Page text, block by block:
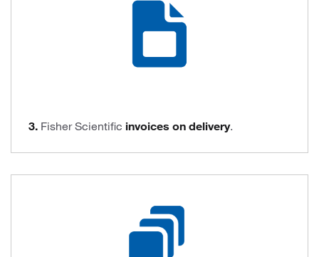
3. Fisher Scientific invoices on delivery.